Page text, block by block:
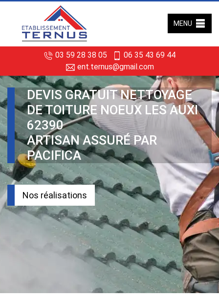
03 59 28 38 05
06 35 43 69 44
ent.ternus@gmail.com
MENU
DEVIS GRATUIT NETTOYAGE
DE TOITURE NOEUX LES AUXI
62390
ARTISAN ASSURÉ PAR
PACIFICA
Nos réalisations